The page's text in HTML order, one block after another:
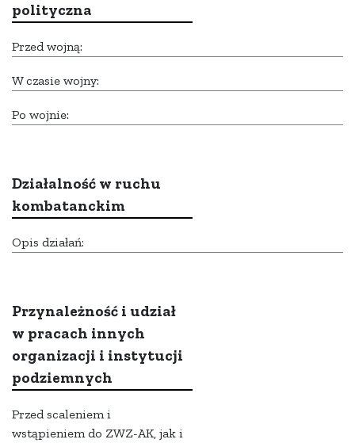
polityczna
Przed wojną:
W czasie wojny:
Po wojnie:
Działalność w ruchu
kombatanckim
Opis działań:
Przynależność i udział
w pracach innych
organizacji i instytucji
podziemnych
Przed scaleniem i
wstąpieniem do ZWZ-AK, jak i